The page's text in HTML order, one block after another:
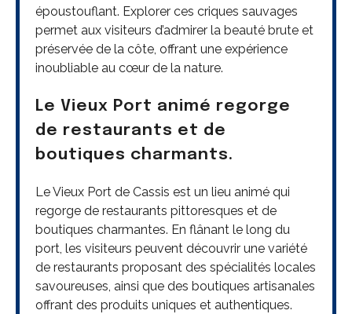
époustouflant. Explorer ces criques sauvages
permet aux visiteurs d’admirer la beauté brute et
préservée de la côte, offrant une expérience
inoubliable au cœur de la nature.
Le Vieux Port animé regorge
de restaurants et de
boutiques charmants.
Le Vieux Port de Cassis est un lieu animé qui
regorge de restaurants pittoresques et de
boutiques charmantes. En flânant le long du
port, les visiteurs peuvent découvrir une variété
de restaurants proposant des spécialités locales
savoureuses, ainsi que des boutiques artisanales
offrant des produits uniques et authentiques.